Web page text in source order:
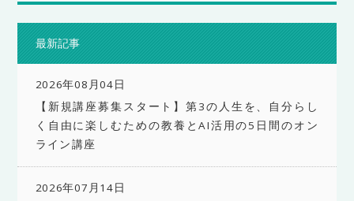
最新記事
2026年08月04日
【新規講座募集スタート】第3の人生を、自分らし
く自由に楽しむための教養とAI活用の5日間のオン
ライン講座
2026年07月14日